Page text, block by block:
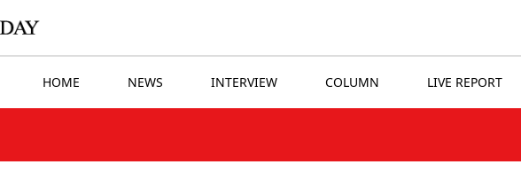
HOME NEWS INTERVIEW COLUMN LIVE REPORT